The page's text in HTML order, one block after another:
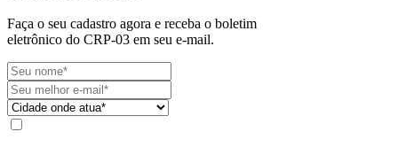
Faça o seu cadastro agora e receba o boletim
eletrônico do CRP-03 em seu e-mail.